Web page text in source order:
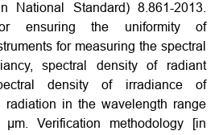
National Standard) 8.861-2013.
ensuring the uniformity of
for measuring the spectral
spectral density of radiant
density of irradiance of
radiation in the wavelength range
Verification methodology [in